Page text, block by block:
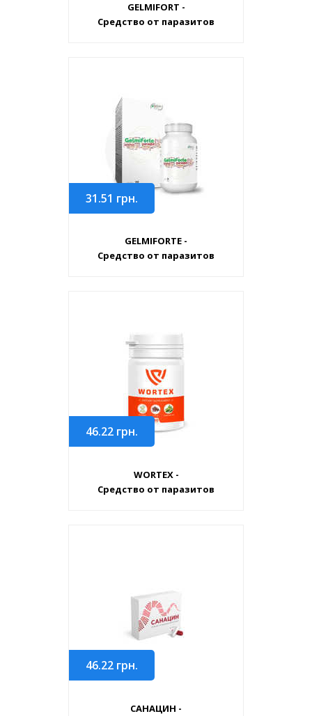
GELMIFORT -
Средство от паразитов
31.51 грн.
GELMIFORTE -
Средство от паразитов
46.22 грн.
WORTEX -
Средство от паразитов
46.22 грн.
САНАЦИН -